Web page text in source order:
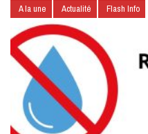
A la une Actualité Flash Info